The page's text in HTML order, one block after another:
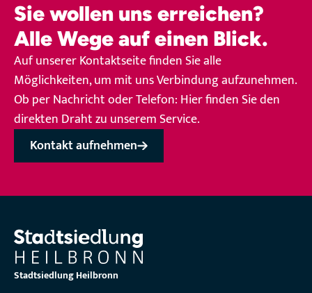
Sie wollen uns erreichen?
Alle Wege auf einen Blick.
Auf unserer Kontaktseite finden Sie alle
Möglichkeiten, um mit uns Verbindung aufzunehmen.
Ob per Nachricht oder Telefon: Hier finden Sie den
direkten Draht zu unserem Service.
Kontakt aufnehmen
Stadtsiedlung Heilbronn